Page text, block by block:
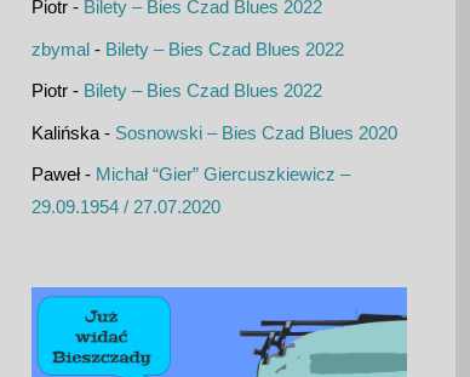
Piotr- Bilety – Bies Czad Blues 2022
zbymal- Bilety – Bies Czad Blues 2022
Piotr- Bilety – Bies Czad Blues 2022
Kalińska- Sosnowski – Bies Czad Blues 2020
Paweł- Michał “Gier” Giercuszkiewicz –
29.09.1954 / 27.07.2020